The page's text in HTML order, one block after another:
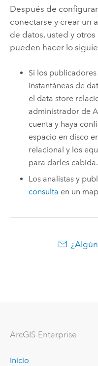
Después de
conectarse y crear un
de datos, usted y
pueden hacer lo
Si los
instantáneas de
el data store
administrador de
cuenta y haya
espacio en disco
relacional y los
para darles cabida.
Los analistas y
consulta en un
ArcGIS Enterprise
Inicio